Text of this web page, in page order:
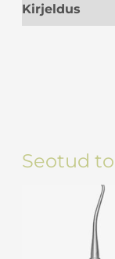
Kirjeldus
Seotud